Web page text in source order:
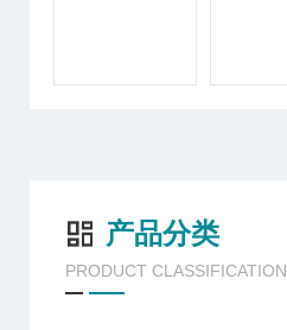
产品分类
PRODUCT CLASSIFICATION